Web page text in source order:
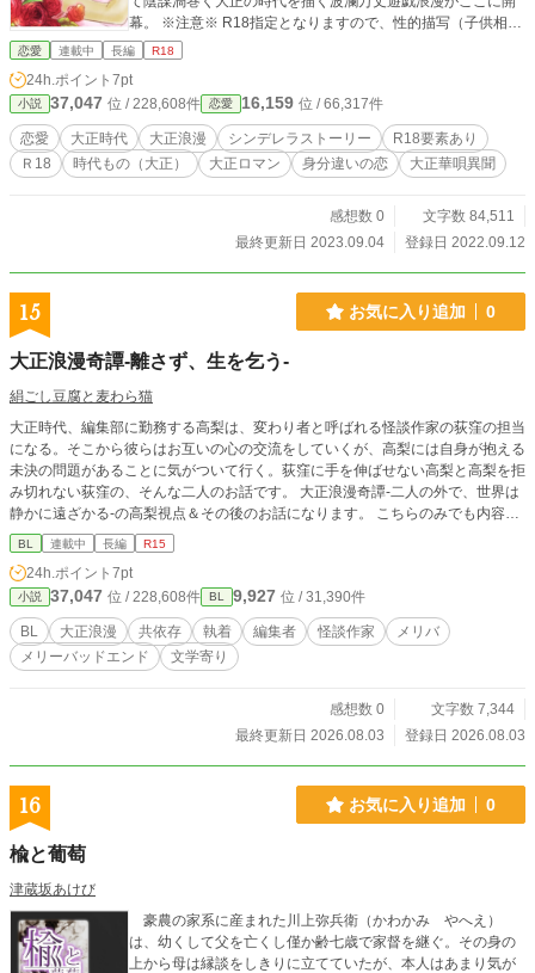
幕。 ※注意※ R18指定となりますので、性的描写（子供相手
等、とくに不快な表現が含まれている内容もございます）暴
な表現が含まれています。 閲覧の際は充分ご注意のうえ、お
楽しみください。
恋愛 連載中 長編 R18
24h.ポイント 7pt
小説 37,047 位 / 228,608件 恋愛 16,159 位 / 66,317件
恋愛 大正時代 大正浪漫 シンデレラストーリー
R18要素あり
Ｒ18
時代もの（大正） 大正ロマン 身分違いの恋 大正華唄異聞
感想数 0
文字数 84,511
最終更新日 2023.09.04
登録日 2022.09.12
15 お気に入り追加 0
大正浪漫奇譚-離さず、生を乞う-
絹ごし豆腐と麦わら猫
大正時代、編集部に勤務する高梨は、変わり者と呼ばれる怪談作家の荻窪の担当
になる。そこから彼らはお互いの心の交流をしていくが、高梨には自身が抱える
未決の問題があることに気がついて行く。荻窪に手を伸ばせない高梨と高梨を拒
み切れない荻窪の、そんな二人のお話です。 大正浪漫奇譚-二人の外で、世界は
静かに遠ざかる-の高梨視点＆その後のお話になります。 こちらのみでも内容は
成り立っておりますが、両方合わせるとお互いの心の動きがより一層深まること
になるかもしれません。
BL 連載中 長編 R15
24h.ポイント 7pt
小説 37,047 位 / 228,608件 BL 9,927 位 / 31,390件
BL 大正浪漫 共依存 執着 編集者 怪談作家
メリバ
メリーバッドエンド
文学寄り
感想数 0
文字数 7,344
最終更新日 2026.08.03
登録日 2026.08.03
16 お気に入り追加 0
楡と葡萄
津蔵坂あけび
豪農の家系に産まれた川上弥兵衛（かわかみ やへえ）
は、幼くして父を亡くし僅か齢七歳で家督を継ぐ。その身の
上から母は縁談をしきりに立てていたが、本人はあまり気が